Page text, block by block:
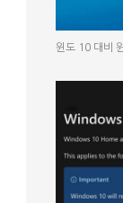
윈도 10 대비